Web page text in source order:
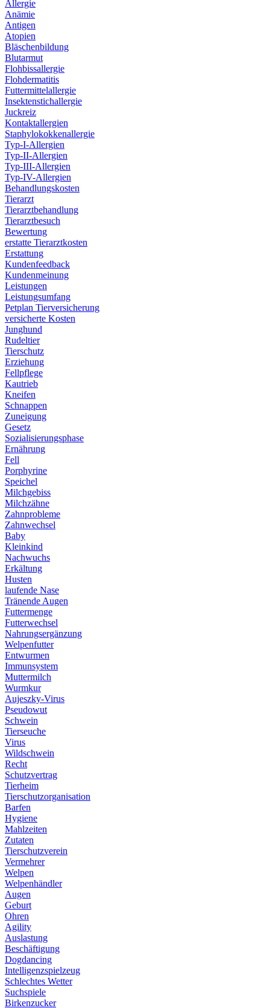
Allergie
Anämie
Antigen
Atopien
Bläschenbildung
Blutarmut
Flohbissallergie
Flohdermatitis
Futtermittelallergie
Insektenstichallergie
Juckreiz
Kontaktallergien
Staphylokokkenallergie
Typ-I-Allergien
Typ-II-Allergien
Typ-III-Allergien
Typ-IV-Allergien
Behandlungskosten
Tierarzt
Tierarztbehandlung
Tierarztbesuch
Bewertung
erstatte Tierarztkosten
Erstattung
Kundenfeedback
Kundenmeinung
Leistungen
Leistungsumfang
Petplan Tierversicherung
versicherte Kosten
Junghund
Rudeltier
Tierschutz
Erziehung
Fellpflege
Kautrieb
Kneifen
Schnappen
Zuneigung
Gesetz
Sozialisierungsphase
Ernährung
Fell
Porphyrine
Speichel
Milchgebiss
Milchzähne
Zahnprobleme
Zahnwechsel
Baby
Kleinkind
Nachwuchs
Erkältung
Husten
laufende Nase
Tränende Augen
Futtermenge
Futterwechsel
Nahrungsergänzung
Welpenfutter
Entwurmen
Immunsystem
Muttermilch
Wurmkur
Aujeszky-Virus
Pseudowut
Schwein
Tierseuche
Virus
Wildschwein
Recht
Schutzvertrag
Tierheim
Tierschutzorganisation
Barfen
Hygiene
Mahlzeiten
Zutaten
Tierschutzverein
Vermehrer
Welpen
Welpenhändler
Augen
Geburt
Ohren
Agility
Auslastung
Beschäftigung
Dogdancing
Intelligenzspielzeug
Schlechtes Wetter
Suchspiele
Birkenzucker